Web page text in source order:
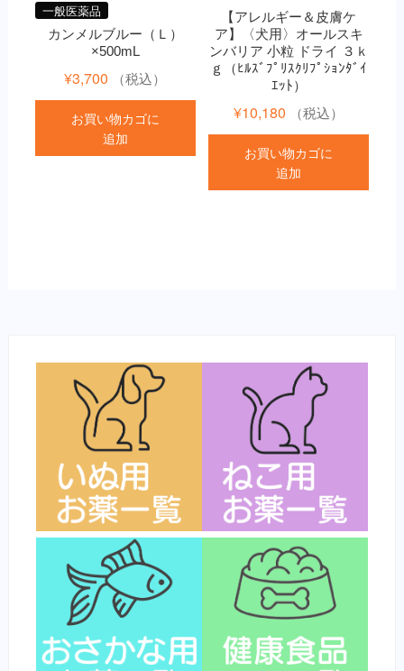
一般医薬品
カンメルブルー（Ｌ）
×500mL
¥3,700 （税込）
お買い物カゴに
追加
【アレルギー＆皮膚ケ
ア】〈犬用〉オールスキ
ンバリア 小粒 ドライ ３ｋ
ｇ（ﾋﾙｽﾞﾌﾟﾘｽｸﾘﾌﾟｼｮﾝﾀﾞｲ
ｴｯﾄ）
¥10,180 （税込）
お買い物カゴに
追加